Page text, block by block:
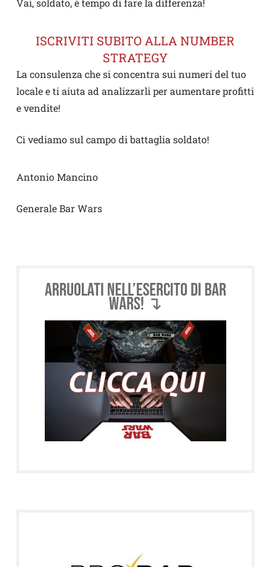
Vai, soldato, è tempo di fare la differenza!
ISCRIVITI SUBITO ALLA NUMBER
STRATEGY
La consulenza che si concentra sui numeri del tuo
locale e ti aiuta ad analizzarli per aumentare profitti
e vendite!
Ci vediamo sul campo di battaglia soldato!
Antonio Mancino
Generale Bar Wars
Arruolati nell’esercito di BAR
WARS! ↴